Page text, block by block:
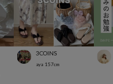
3COINS
aya 157cm